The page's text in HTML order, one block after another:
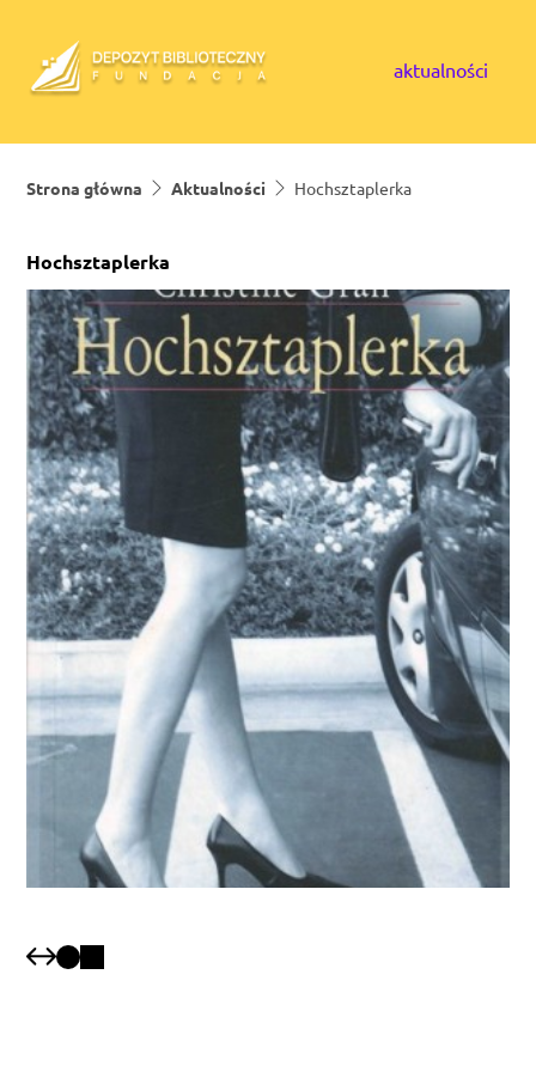
aktualności
Strona główna Aktualności Hochsztaplerka
Hochsztaplerka